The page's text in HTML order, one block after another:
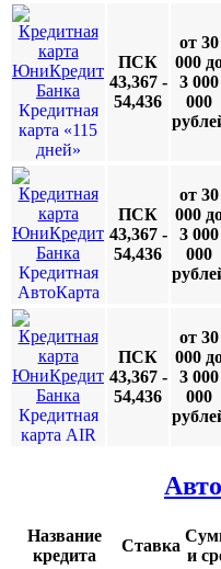
Кредитная
карта «115
дней»
ПСК
43,367 -
54,436
от 30
000
3 000
000
Кредитная
АвтоКарта
ПСК
43,367 -
54,436
от 30
000
3 000
000
Кредитная
карта AIR
ПСК
43,367 -
54,436
от 30
000
3 000
000
Название
кредита
Ставка
и